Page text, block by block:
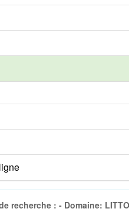
recherche : - Domaine: